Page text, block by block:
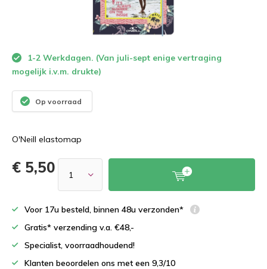
1-2 Werkdagen. (Van juli-sept enige vertraging
mogelijk i.v.m. drukte)
Op voorraad
O'Neill elastomap
€ 5,50
Voor 17u besteld, binnen 48u verzonden*
Gratis* verzending v.a. €48,-
Specialist, voorraadhoudend!
Klanten beoordelen ons met een 9,3/10